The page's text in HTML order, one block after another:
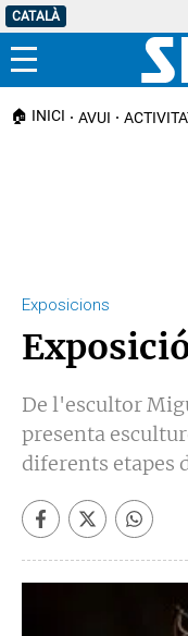
CATALÀ
Menú
🏠 INICI AVUI
Exposicions
De l'escultor
presenta
diferents etapes